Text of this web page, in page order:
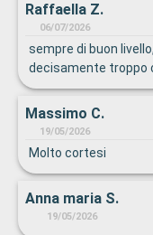
Raffaella Z.
06/07/2026
sempre di buon
decisamente troppo
Massimo C.
19/05/2026
Molto cortesi
Anna maria S.
19/05/2026